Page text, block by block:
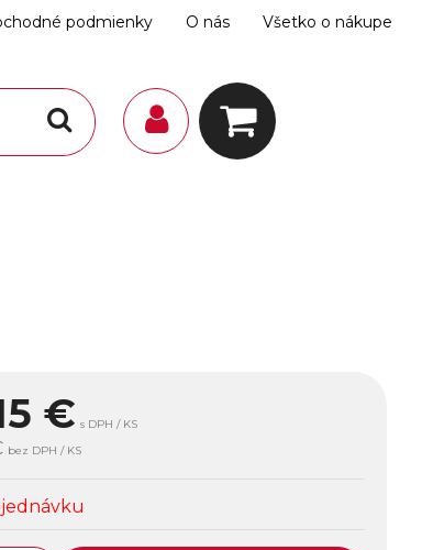
podmienky O nás Všetko o nákupe
€ s DPH / KS
bez DPH / KS